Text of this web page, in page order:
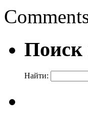
Поиск
Найти: